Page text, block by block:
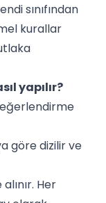
sınıfından
kurallar
yapılır?
göre dizilir ve
Her